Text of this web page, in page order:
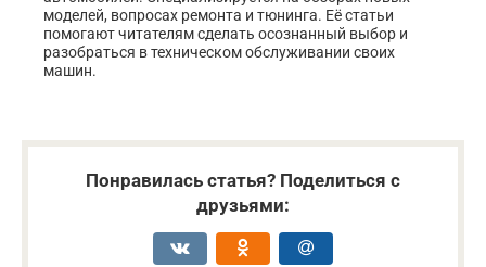
моделей, вопросах ремонта и тюнинга. Её статьи
помогают читателям сделать осознанный выбор и
разобраться в техническом обслуживании своих
машин.
Понравилась статья? Поделиться с
друзьями: